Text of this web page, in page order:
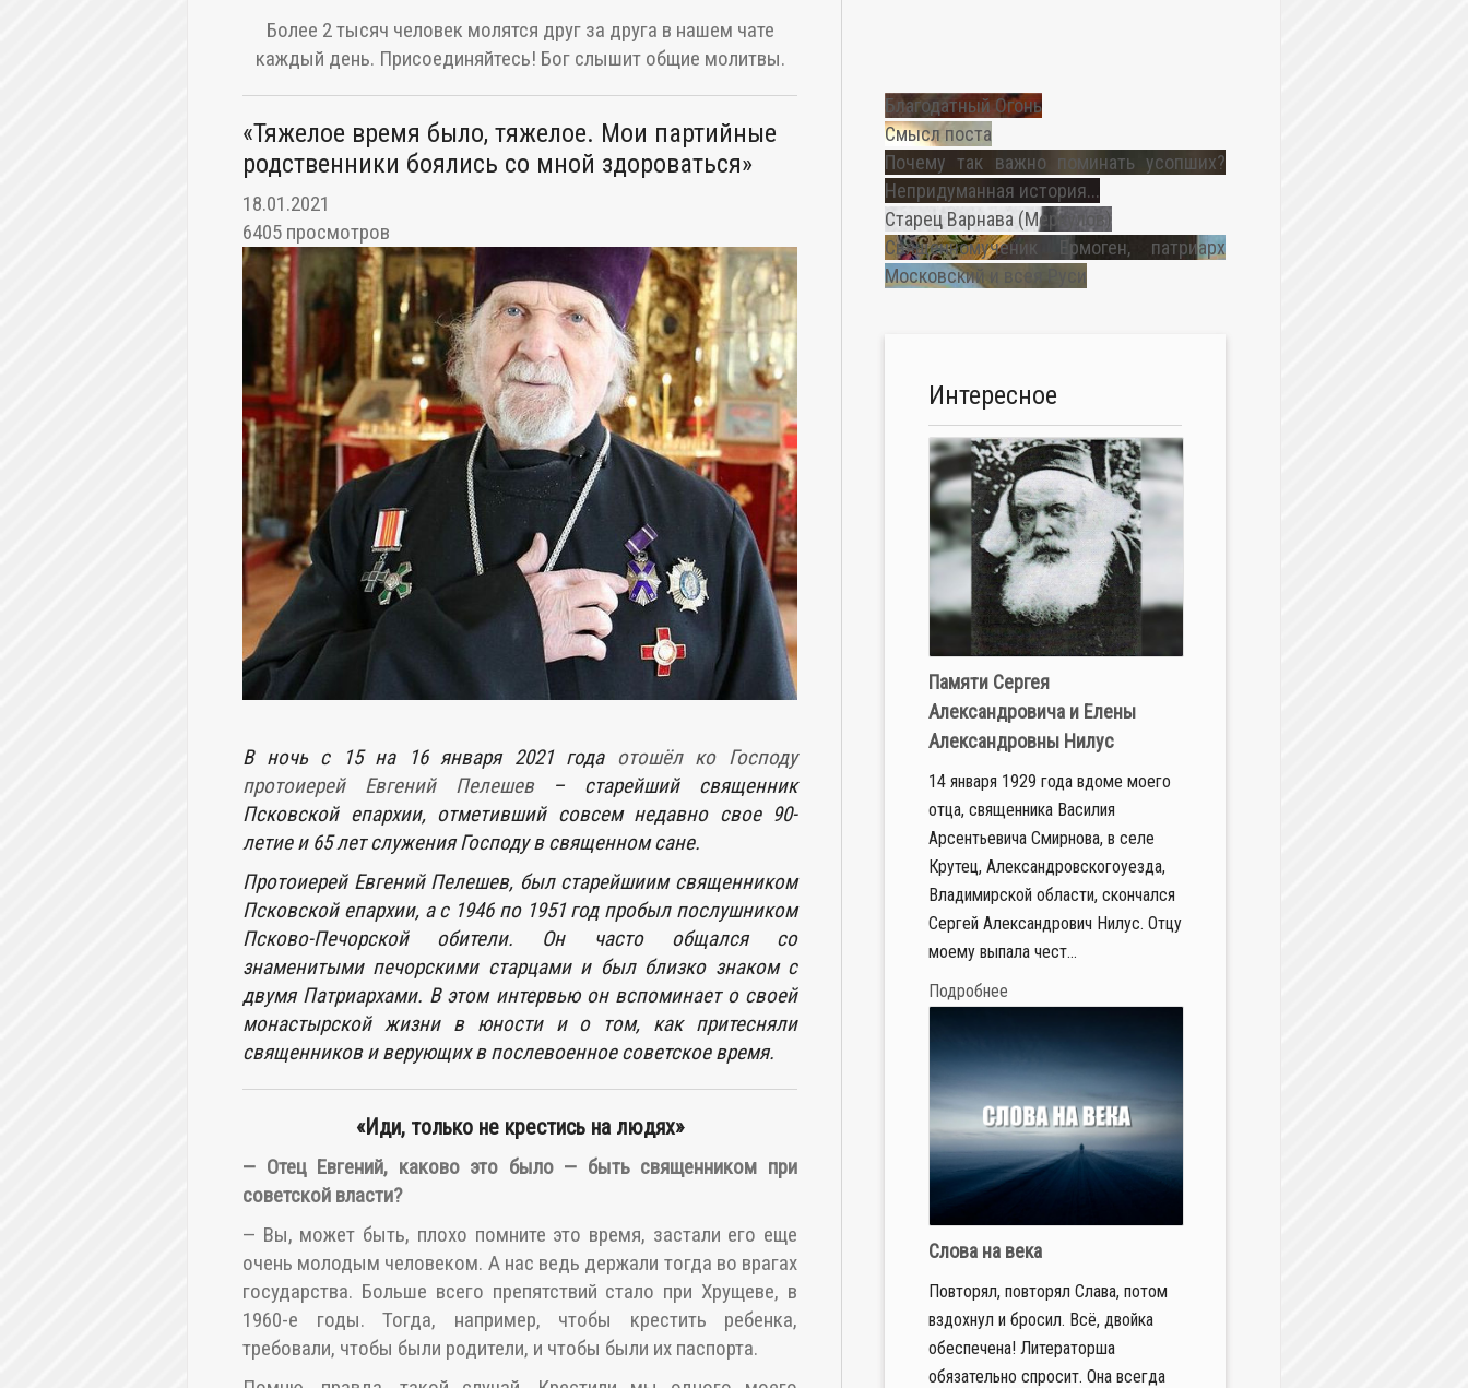
Более 2 тысяч человек молятся друг за друга в нашем чате
каждый день. Присоединяйтесь! Бог слышит общие молитвы.
«Тяжелое время было, тяжелое. Мои партийные
родственники боялись со мной здороваться»
18.01.2021
6405 просмотров
В ночь с 15 на 16 января 2021 года отошёл ко Господу
протоиерей Евгений Пелешев– старейший священник
Псковской епархии, отметивший совсем недавно свое 90-
летие и 65 лет служения Господу в священном сане.
Протоиерей Евгений Пелешев, был старейшиим священником
Псковской епархии, а с 1946 по 1951 год пробыл послушником
Псково-Печорской обители. Он часто общался со
знаменитыми печорскими старцами и был близко знаком с
двумя Патриархами. В этом интервью он вспоминает о своей
монастырской жизни в юности и о том, как притесняли
священников и верующих в послевоенное советское время.
«Иди, только не крестись на людях»
— Отец Евгений, каково это было — быть священником при
советской власти?
— Вы, может быть, плохо помните это время, застали его еще
очень молодым человеком. А нас ведь держали тогда во врагах
государства. Больше всего препятствий стало при Хрущеве, в
1960-е годы. Тогда, например, чтобы крестить ребенка,
требовали, чтобы были родители, и чтобы были их паспорта.
Благодатный Огонь
Смысл поста
Почему так важно поминать усопших?
Непридуманная история...
Старец Варнава (Меркулов)
Священномученик Ермоген, патриарх
Московский и всея Руси
Интересное
Памяти Сергея
Александровича и Елены
Александровны Нилус
14 января 1929 года вдоме моего
отца, священника Василия
Арсентьевича Смирнова, в селе
Крутец, Александровскогоуезда,
Владимирской области, скончался
Сергей Александрович Нилус. Отцу
моему выпала чест...
Подробнее
Слова на века
Повторял, повторял Слава, потом
вздохнул и бросил. Всё, двойка
обеспечена! Литераторша
обязательно спросит. Она всегда